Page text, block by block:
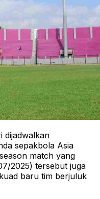
dijadwalkan
sepakbola Asia
match yang
2025) tersebut juga
baru tim berjuluk